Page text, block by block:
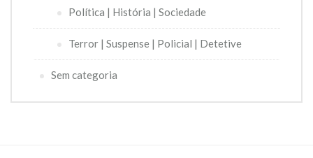
Política | História | Sociedade
Terror | Suspense | Policial | Detetive
Sem categoria